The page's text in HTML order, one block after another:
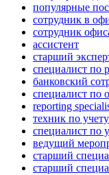
популярные
сотрудник в
сотрудник
ассистент
старший
специалист по
банковский
специалист по
reporting
техник по учету
специалист по
ведущий
старший
старший